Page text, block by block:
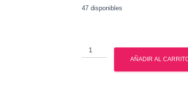
47 disponibles
Estanozolol
-
AÑADIR AL